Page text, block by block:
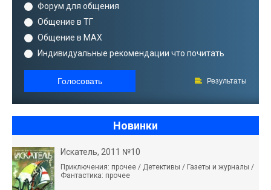
Форум для общения
Общение в ТГ
Общение в MAX
Индивидуальные рекомендации что почитать
Голосовать Результаты
Новинки
Искатель, 2011 №10
Приключения: прочее / Детективы / Газеты и журналы /
Фантастика: прочее